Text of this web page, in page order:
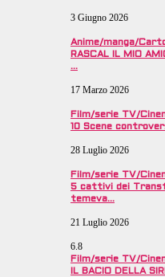
3 Giugno 2026
Anime/manga/
RASCAL IL MIO
…
17 Marzo 2026
Film/serie TV/
10 Scene
28 Luglio 2026
Film/serie TV/
5 cattivi dei
temeva…
21 Luglio 2026
6.8
Film/serie TV/
IL BACIO DELLA